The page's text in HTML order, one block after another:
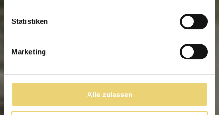
Statistiken
Marketing
Alle zulassen